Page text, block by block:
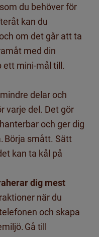
du behöver för
kan du
om det går att ta
med din
ett mini-mål till.
delar och
varje del. Det gör
och ger dig
Börja smått. Sätt
kan ta kål på
dig mest
när du
och skapa
Gå till